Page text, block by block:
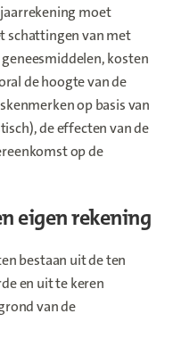
moet
schattingen van met
kosten
de hoogte van de
op basis van
de effecten van de
op de
eigen rekening
bestaan uit de ten
en uit te keren
van de